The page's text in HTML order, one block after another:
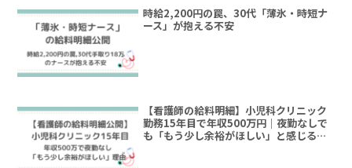
時給2,200円の罠、30代「薄氷・時短ナ
ース」が抱える不安
【看護師の給料明細】小児科クリニック
勤務15年目で年収500万円｜夜勤なしで
も「もう少し余裕がほしい」と感じる理